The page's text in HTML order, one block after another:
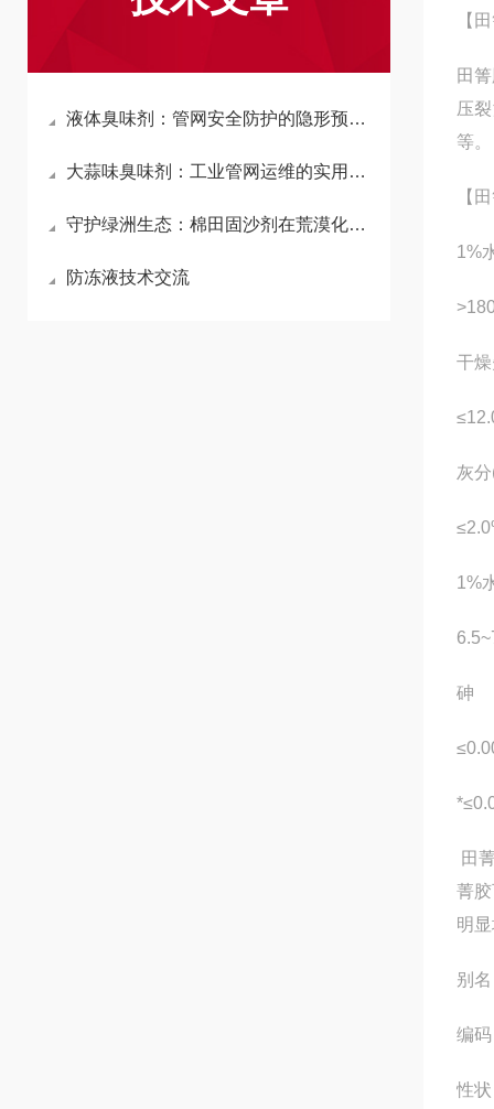
液体臭味剂：管网安全防护的隐形预警卫士
大蒜味臭味剂：工业管网运维的实用助剂
守护绿洲生态：棉田固沙剂在荒漠化治理中的重要作用
防冻液技术交流
【
田
压
等。
【
1%
干
灰
1%
砷
田
菁
明
别
编
性